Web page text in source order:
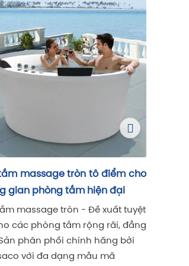
rêu tảo quay lại liên tục.
resort
khác biệt giữa bồn tắm
đã biết?
thế giới vật liệu làm bồn tắm,
và acrylic ngọc trai là 2 vật
bật. Cùng Vinasaco tìm hiểu